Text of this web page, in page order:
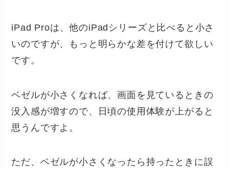
iPad Proは、他のiPadシリーズと比べると小さ
いのですが、もっと明らかな差を付けて欲しい
です。
ベゼルが小さくなれば、画面を見ているときの
没入感が増すので、日頃の使用体験が上がると
思うんですよ。
ただ、ベゼルが小さくなったら持ったときに誤